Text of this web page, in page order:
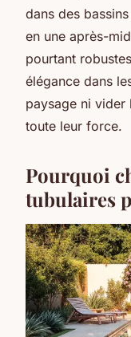
dans des
en une après-
pourtant
élégance dans
paysage ni vider
toute leur force.
Pourquoi
tubulaires